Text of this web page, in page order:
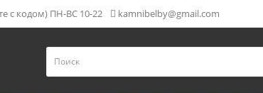
с кодом) ПН-ВС 10-22 kamnibelby@gmail.com